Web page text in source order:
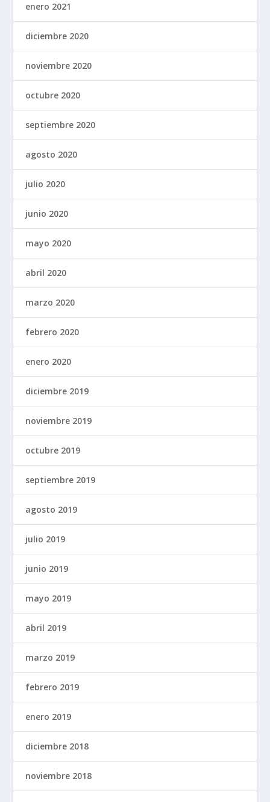
enero 2021
diciembre 2020
noviembre 2020
octubre 2020
septiembre 2020
agosto 2020
julio 2020
junio 2020
mayo 2020
abril 2020
marzo 2020
febrero 2020
enero 2020
diciembre 2019
noviembre 2019
octubre 2019
septiembre 2019
agosto 2019
julio 2019
junio 2019
mayo 2019
abril 2019
marzo 2019
febrero 2019
enero 2019
diciembre 2018
noviembre 2018